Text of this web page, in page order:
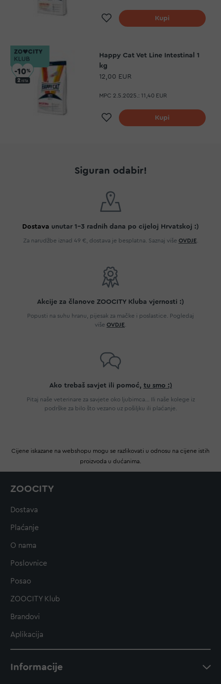
Dodaj na listu želja
Kupi
Happy Cat Vet Line Intestinal 1
kg
12,00 EUR
MPC 2.5.2025.: 11,40 EUR
Dodaj na listu želja
Kupi
Siguran odabir!
Dostava unutar 1-3 radnih dana po cijeloj Hrvatskoj :)
Za narudžbe iznad 49 €, dostava je besplatna. Saznaj više OVDJE
Akcije za članove ZOOCITY Kluba vjernosti :)
Popusti na suhu hranu, pijesak za mačke i poslastice. Pogledaj
više OVDJE
Ako trebaš savjet ili pomoć, tu smo :)
Pitaj naše veterinare za savjete oko ljubimca... Ili naše kolege iz
podrške za bilo što vezano uz pošiljku ili plaćanje.
Cijene iskazane na webshopu mogu se razlikovati u odnosu na cijene istih
proizvoda u dućanima.
ZOOCITY
Dostava
Plaćanje
O nama
Poslovnice
Posao
ZOOCITY Klub
Brandovi
Aplikacija
Informacije